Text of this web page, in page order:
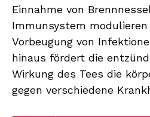
Einnahme von
Immunsystem
Vorbeugung von
hinaus fördert die
Wirkung des Tees die
gegen verschiedene